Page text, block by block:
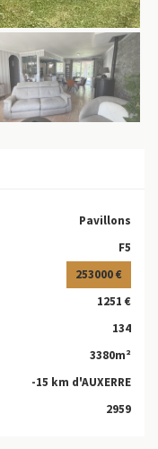
Pavillons
F5
253000 €
1251 €
134
3380m²
-15 km d'AUXERRE
2959